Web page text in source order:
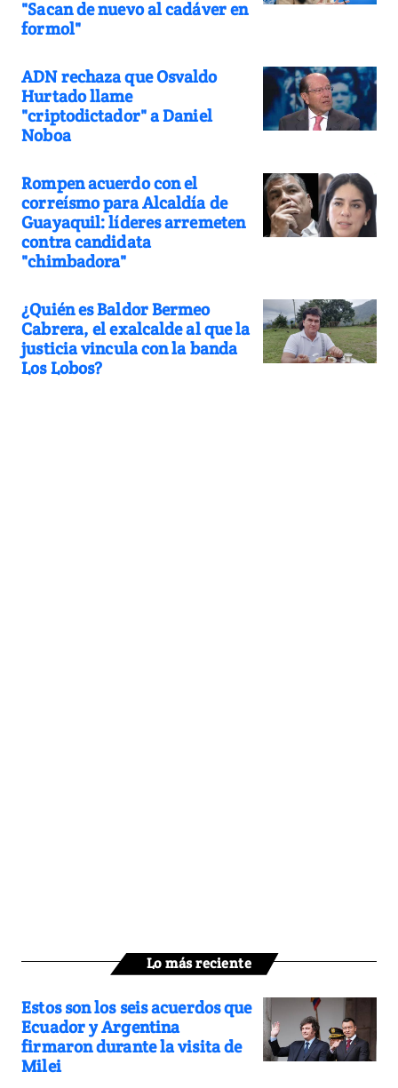
"Sacan de nuevo al cadáver en
formol"
ADN rechaza que Osvaldo
Hurtado llame
"criptodictador" a Daniel
Noboa
Rompen acuerdo con el
correísmo para Alcaldía de
Guayaquil: líderes arremeten
contra candidata
"chimbadora"
¿Quién es Baldor Bermeo
Cabrera, el exalcalde al que la
justicia vincula con la banda
Los Lobos?
Lo más reciente
Estos son los seis acuerdos que
Ecuador y Argentina
firmaron durante la visita de
Milei